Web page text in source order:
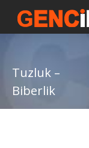
Tuzluk –
Biberlik